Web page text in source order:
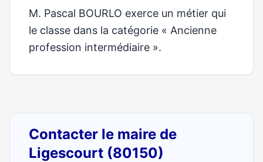
M. Pascal BOURLO exerce un métier qui
le classe dans la catégorie « Ancienne
profession intermédiaire ».
Contacter le maire de
Ligescourt (80150)